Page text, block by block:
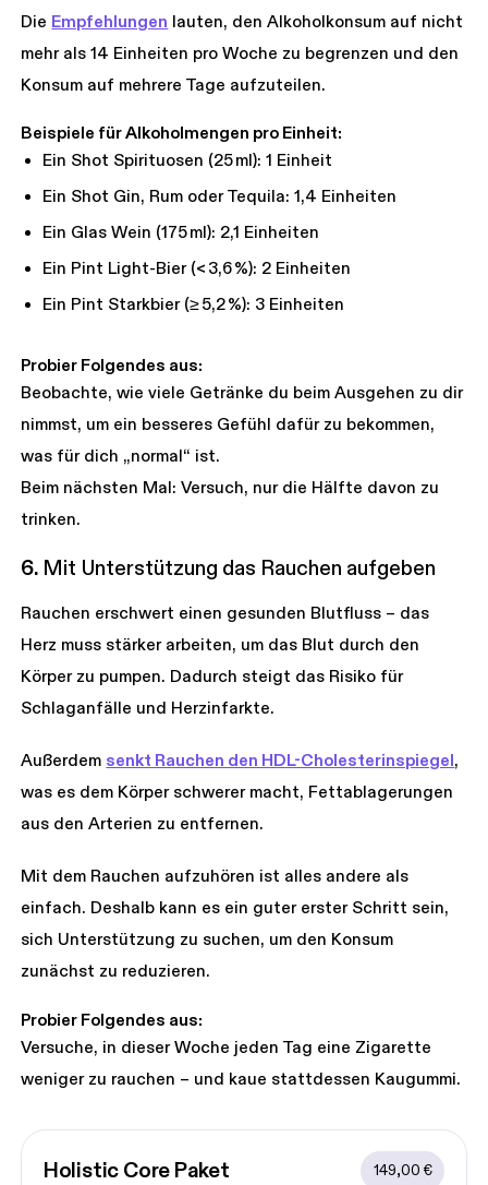
Die Empfehlungen lauten, den Alkoholkonsum auf nicht
mehr als 14 Einheiten pro Woche zu begrenzen und den
Konsum auf mehrere Tage aufzuteilen.
Beispiele für Alkoholmengen pro Einheit:
Ein Shot Spirituosen (25 ml): 1 Einheit
Ein Shot Gin, Rum oder Tequila: 1,4 Einheiten
Ein Glas Wein (175 ml): 2,1 Einheiten
Ein Pint Light-Bier (< 3,6 %): 2 Einheiten
Ein Pint Starkbier (≥ 5,2 %): 3 Einheiten
Probier Folgendes aus:
Beobachte, wie viele Getränke du beim Ausgehen zu dir
nimmst, um ein besseres Gefühl dafür zu bekommen,
was für dich „normal“ ist.
Beim nächsten Mal: Versuch, nur die Hälfte davon zu
trinken.
6. Mit Unterstützung das Rauchen aufgeben
Rauchen erschwert einen gesunden Blutfluss – das
Herz muss stärker arbeiten, um das Blut durch den
Körper zu pumpen. Dadurch steigt das Risiko für
Schlaganfälle und Herzinfarkte.
Außerdem senkt Rauchen den HDL-Cholesterinspiegel,
was es dem Körper schwerer macht, Fettablagerungen
aus den Arterien zu entfernen.
Mit dem Rauchen aufzuhören ist alles andere als
einfach. Deshalb kann es ein guter erster Schritt sein,
sich Unterstützung zu suchen, um den Konsum
zunächst zu reduzieren.
Probier Folgendes aus:
Versuche, in dieser Woche jeden Tag eine Zigarette
weniger zu rauchen – und kaue stattdessen Kaugummi.
Holistic Core Paket 149,00 €